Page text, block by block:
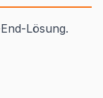
Lösung.